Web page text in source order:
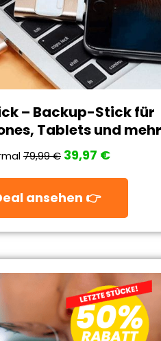
– Backup-Stick für
Tablets und mehr
79,99 € 39,97 €
ansehen 👉